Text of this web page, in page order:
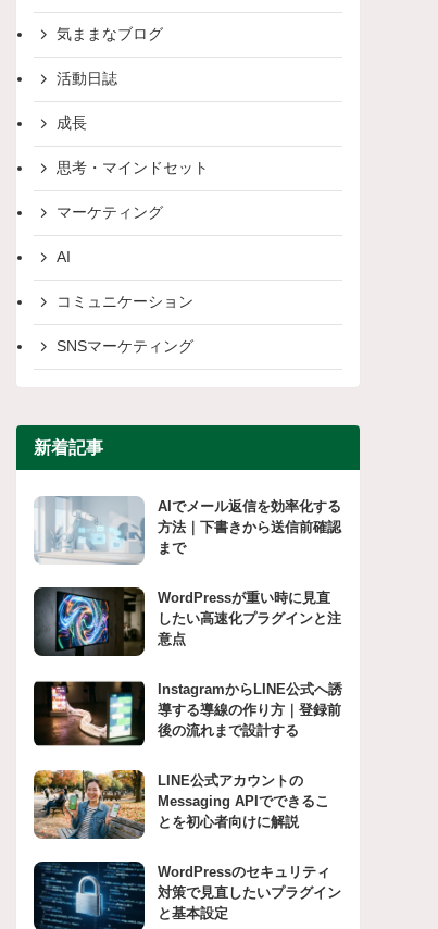
気ままなブログ
活動日誌
成長
思考・マインドセット
マーケティング
AI
コミュニケーション
SNSマーケティング
新着記事
AIでメール返信を効率化する
方法｜下書きから送信前確認
まで
WordPressが重い時に見直
したい高速化プラグインと注
意点
InstagramからLINE公式へ誘
導する導線の作り方｜登録前
後の流れまで設計する
LINE公式アカウントの
Messaging APIでできるこ
とを初心者向けに解説
WordPressのセキュリティ
対策で見直したいプラグイン
と基本設定